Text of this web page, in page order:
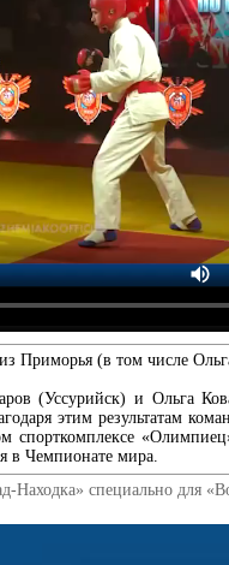
Приморья (в том числе
(Уссурийск) и Ольга
этим результатам
спорткомплексе
в Чемпионате мира.
Находка» специально для